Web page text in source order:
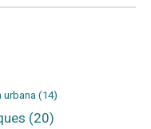
urbana(14)
(20)